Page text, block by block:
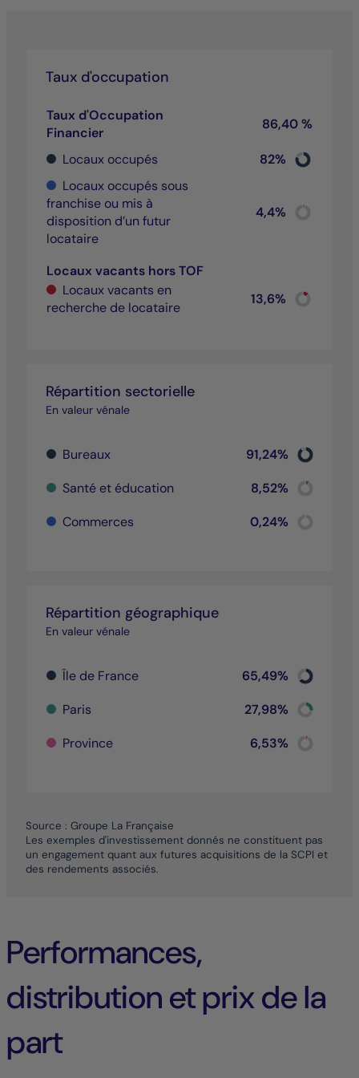
Taux d'occupation
Taux d'Occupation
Financier
86,40 %
Locaux occupés 82% Chart
Pie chart
Locaux occupés sous
franchise ou mis à
disposition d’un futur
locataire
4,4% Chart
Locaux vacants hors TOF
Locaux vacants en
recherche de locataire
13,6% Chart
Répartition sectorielle
En valeur vénale
Bureaux 91,24% Chart
Pie chart
Santé et éducation 8,52% Chart
Commerces 0,24%
Répartition géographique
En valeur vénale
Île de France 65,49% Chart
Pie chart
Paris 27,98% Chart
Province 6,53% Chart
Source : Groupe La Française
Les exemples d'investissement donnés ne constituent pas
un engagement quant aux futures acquisitions de la SCPI et
des rendements associés.
Performances,
distribution et prix de la
part